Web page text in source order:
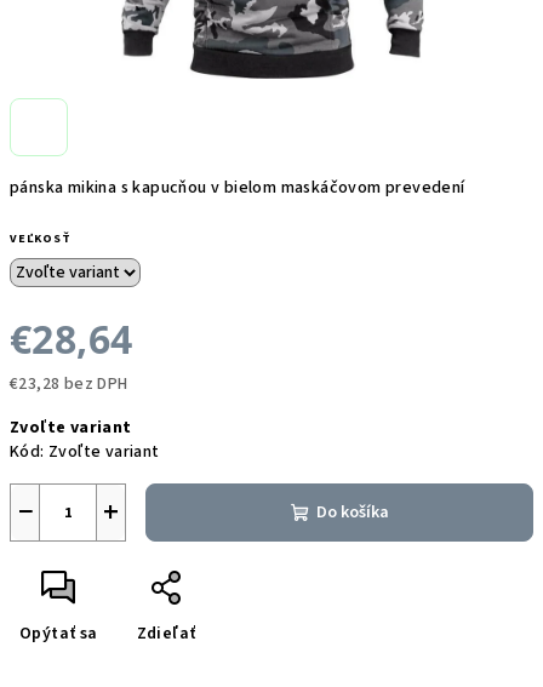
pánska mikina s kapucňou v bielom maskáčovom prevedení
VEĽKOSŤ
€28,64
€23,28 bez DPH
cena:
Zvoľte variant
Kód: Zvoľte variant
+
− Do košíka
Opýtať sa Zdieľať